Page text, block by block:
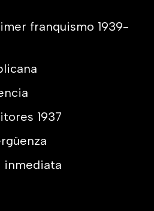
franquismo 1939-
1937
inmediata